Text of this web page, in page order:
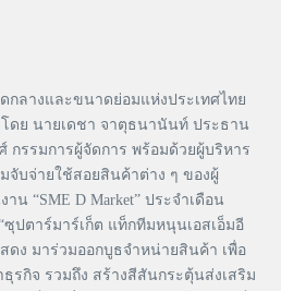
ลางและขนาดย่อมแห่งประเทศไทย
โดย นายเดชา จาตุธนานันท์ ประธาน
กรรมการผู้จัดการ พร้อมด้วยผู้บริหาร
จับจ่ายใช้สอยสินค้าต่าง ๆ ของผู้
น “SME D Market” ประจำเดือน
ซุปตาร์มาร์เก็ต แท็กทีมหนุนเอสเอ็มอี
ดง มาร่วมออกบูธจำหน่ายสินค้า เพื่อ
รกิจ รวมถึง สร้างสีสันกระตุ้นส่งเสริม